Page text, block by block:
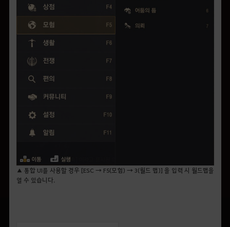
▲ 통합 UI를 사용할 경우 [ESC → F5(모험) → 3(월드 맵)] 을 입력 시 월드맵을
열 수 있습니다.